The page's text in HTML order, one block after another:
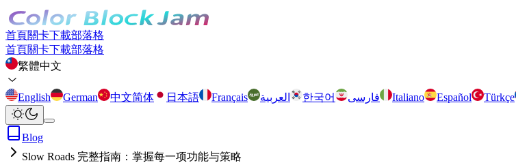
首頁關卡下載部落格
首頁關卡下載部落格
繁體中文
English German 中文简体 日本語 Français العربية 한국어 فارسی Italiano Español Türkçe
Blog
Slow Roads 完整指南：掌握每一项功能与策略